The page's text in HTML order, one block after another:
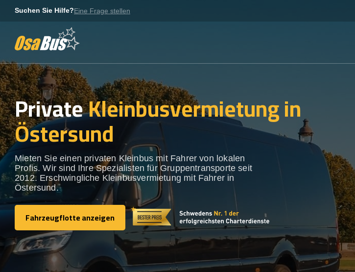
Suchen Sie Hilfe?Eine Frage stellen
PrivateKleinbusvermietung in
Östersund
Mieten Sie einen privaten Kleinbus mit Fahrer von lokalen
Profis. Wir sind Ihre Spezialisten für Gruppentransporte seit
2012. Erschwingliche Kleinbusvermietung mit Fahrer in
Östersund.
Fahrzeugflotte anzeigen
Fahrzeugflotte anzeigen